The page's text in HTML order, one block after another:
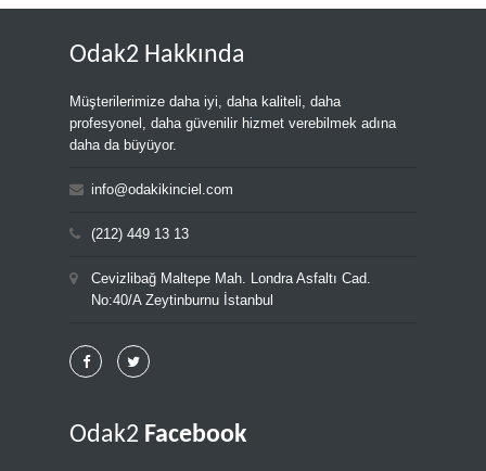
Odak2 Hakkında
Müşterilerimize daha iyi, daha kaliteli, daha
profesyonel, daha güvenilir hizmet verebilmek adına
daha da büyüyor.
info@odakikinciel.com
(212) 449 13 13
Cevizlibağ Maltepe Mah. Londra Asfaltı Cad.
No:40/A Zeytinburnu İstanbul
Odak2 Facebook